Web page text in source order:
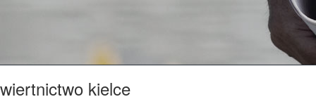
wiertnictwo kielce